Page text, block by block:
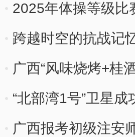
2025年体操等级比
跨越时空的抗战记
广西“风味烧烤+桂
“北部湾1号”卫星
广西报考初级注安